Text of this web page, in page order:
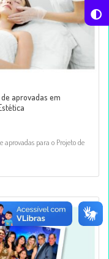
aprovadas em
para o Projeto de